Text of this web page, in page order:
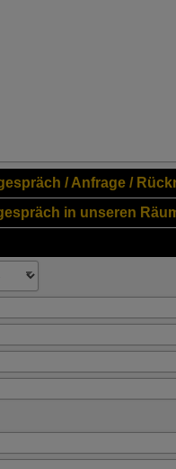
/ Anfrage /
in unseren